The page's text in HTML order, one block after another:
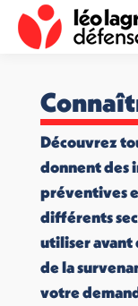
Découvrez
donnent des
préventives
différents
utiliser avant
de la
votre